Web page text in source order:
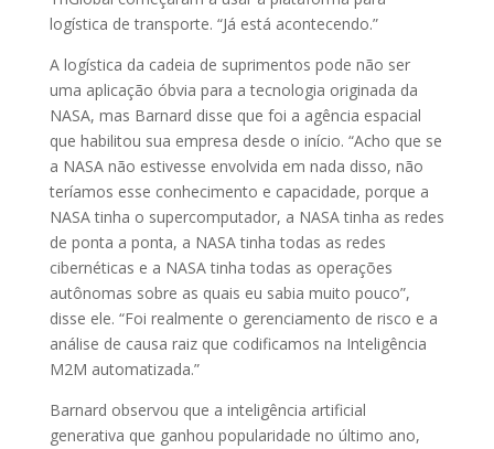
logística de transporte. “Já está acontecendo.”
A logística da cadeia de suprimentos pode não ser
uma aplicação óbvia para a tecnologia originada da
NASA, mas Barnard disse que foi a agência espacial
que habilitou sua empresa desde o início. “Acho que se
a NASA não estivesse envolvida em nada disso, não
teríamos esse conhecimento e capacidade, porque a
NASA tinha o supercomputador, a NASA tinha as redes
de ponta a ponta, a NASA tinha todas as redes
cibernéticas e a NASA tinha todas as operações
autônomas sobre as quais eu sabia muito pouco”,
disse ele. “Foi realmente o gerenciamento de risco e a
análise de causa raiz que codificamos na Inteligência
M2M automatizada.”
Barnard observou que a inteligência artificial
generativa que ganhou popularidade no último ano,